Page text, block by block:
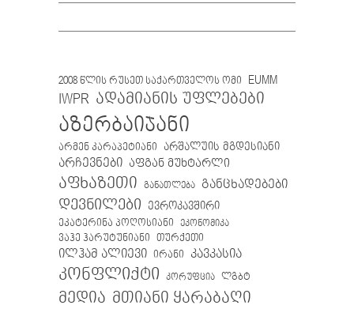
2008 წლის რუსეთ საქართველოს ომი EUMM
IWPR ადამიანის უფლებები
აზერბაიჯანი
არმენ კარაპეტიანი არშალუის მგდესიანი
არჩევნები აფგან მუხტარლი
აფხაზეთი განათლება განცხადებები
დევნილები
ევროკავშირი
ეკატერინა პოღოსიანი
ეკონომიკა
ვაჰე ჰარუტუნიანი თურქეთი
ილჰამ ალიევი ირანი კავკასია
კონფლიქტი კორუფცია ლგბტ
მედია მთიანი ყარაბაღი